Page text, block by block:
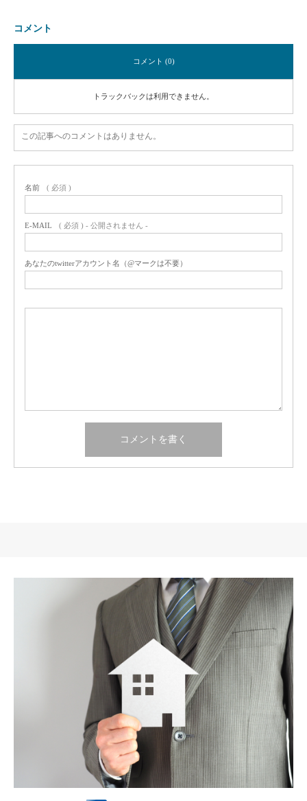
コメント
コメント (0)
トラックバックは利用できません。
この記事へのコメントはありません。
名前 ( 必須 )
E-MAIL ( 必須 ) - 公開されません -
あなたのtwitterアカウント名（@マークは不要）